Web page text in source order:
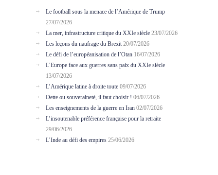
Le football sous la menace de l’Amérique de Trump
27/07/2026
La mer, infrastructure critique du XXIe siècle 23/07/2026
Les leçons du naufrage du Brexit 20/07/2026
Le défi de l’européanisation de l’Otan 16/07/2026
L’Europe face aux guerres sans paix du XXIe siècle
13/07/2026
L’Amérique latine à droite toute 09/07/2026
Dette ou souveraineté, il faut choisir ! 06/07/2026
Les enseignements de la guerre en Iran 02/07/2026
L’insoutenable préférence française pour la retraite
29/06/2026
L’Inde au défi des empires 25/06/2026